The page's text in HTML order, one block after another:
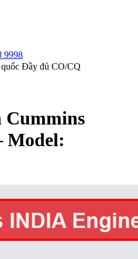
9998
Đầy đủ CO/CQ
Cummins
Model: